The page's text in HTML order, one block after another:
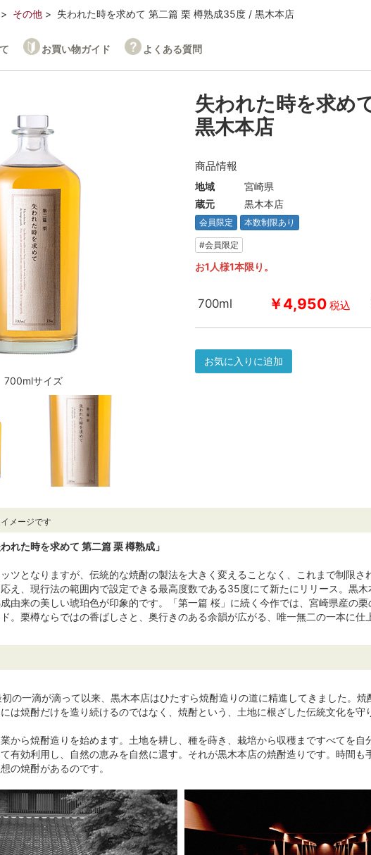
その他 失われた時を求めて 第二篇 栗 樽熟成35度 / 黒木本店
お買い物ガイド よくある質問
700mlサイズ
失われた時を求め
黒木本店
商品情報
地域
宮崎県
蔵元
黒木本店
会員限定 本数制限あり
#会員限定
お1人様1本限り。
700ml ￥4,950 税込
お気に入りに追加
メージです
れた時を求めて 第二篇 栗 樽熟成」
ツとなりますが、伝統的な焼酎の製法を大きく変えることなく、これまで制限
え、現行法の範囲内で設定できる最高度数である35度にて新たにリリース。黒
由来の美しい琥珀色が印象的です。「第一篇 桜」に続く今作では、宮崎県産の
。栗樽ならではの香ばしさと、奥行きのある余韻が広がる、唯一無二の一本に仕
の一滴が滴って以来、黒木本店はひたすら焼酎造りの道に精進してきました。
は焼酎だけを造り続けるのではなく、焼酎という、土地に根ざした伝統文化を守
から焼酎造りを始めます。土地を耕し、種を蒔き、栽培から収穫まですべてを
有効利用し、自然の恵みを自然に還す。それが黒木本店の焼酎造りです。時間
の焼酎があるのです。